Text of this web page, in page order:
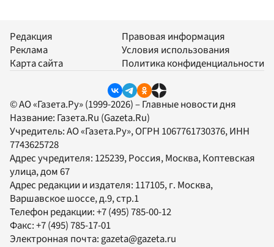
Редакция
Реклама
Карта сайта
Правовая информация
Условия использования
Политика конфиденциальности
© АО «Газета.Ру» (1999-2026) – Главные новости дня
Название: Газета.Ru (Gazeta.Ru)
Учредитель:АО «Газета.Ру», ОГРН 1067761730376, ИНН
7743625728
Адрес учредителя: 125239, Россия, Москва, Коптевская
улица, дом 67
Адрес редакции и издателя: 117105, г. Москва,
Варшавское шоссе, д.9, стр.1
Телефон редакции:+7 (495) 785-00-12
Факс:+7 (495) 785-17-01
Электронная почта: gazeta@gazeta.ru